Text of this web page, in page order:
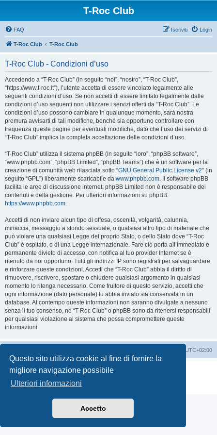
Questo sito utilizza cookie al fine di fornire la
migliore navigazione possibile
Ulteriori informazioni
Accetto
T-Roc Club
FAQ Login
Iscriviti
T-Roc Club T-Roc Club
T-Roc Club - Condizioni d’uso
Accedendo a “T-Roc Club” (in seguito “noi”, “nostro”, “T-Roc Club”,
“https://www.t-roc.it”), l’utente accetta di essere vincolato legalmente alle
seguenti condizioni d’uso. Se non accetti di essere limitato legalmente dalle
condizioni d’uso seguenti non utilizzare i servizi offerti da “T-Roc Club”. Le
condizioni d’uso possono cambiare in qualunque momento, sarà nostra
premura avvisarti di tali modifiche, benché sia opportuno controllare con
frequenza queste pagine per eventuali modifiche, dato che l’uso dei servizi di
“T-Roc Club” implica la completa accettazione delle condizioni d’uso.
“T-Roc Club” utilizza il sistema phpBB (in seguito “loro”, “phpBB software”,
“www.phpbb.com”, “phpBB Limited”, “phpBB Teams”) che è un software per la
creazione di comunità web rilasciata sotto “GNU General Public License v2” (in
seguito “GPL”) liberamente scaricabile da www.phpbb.com. Il software phpBB
facilita le aree di discussione internet; phpBB Limited non è responsabile dei
contenuti e della gestione. Per ulteriori informazioni su phpBB:
https://www.phpbb.com.
Accetti di non inviare alcun tipo di offesa, oscenità, volgarità, calunnia,
minaccia, messaggio a sfondo sessuale, o qualsiasi altro tipo di materiale che
può violare una qualsiasi Legge del proprio Stato, o dello Stato dove “T-Roc
Club” è ospitato, o di una Legge internazionale. Fare ciò porta all’immediato e
permanente divieto di accesso, con notifica al tuo provider Internet se è
ritenuto da noi opportuno. Tutti gli indirizzi IP sono registrati per salvaguardare
e rinforzare queste condizioni. Accetti che “T-Roc Club” abbia il diritto di
rimuovere, riscrivere, spostare o chiudere qualsiasi argomento in qualsiasi
momento lo ritenga necessario. Come fruitore di questo servizio, accetti che
ogni informazione (dato personale) tu abbia inviato sia conservata in un
database. Al contempo queste informazioni non saranno divulgate a nessuno
senza il tuo consenso, né “T-Roc Club” o phpBB sono da ritenersi responsabili
per qualsiasi violazione al sistema che possa compromettere queste
informazioni.
UTC+02:00
Creato da
® Forum Software © phpBB Limited
Traduzione Italiana